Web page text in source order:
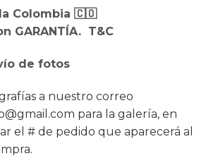
Colombia 🇨🇴
GARANTÍA. T&C
de fotos
a nuestro correo
para la galería, en
el # de pedido que aparecerá al